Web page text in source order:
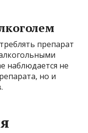
препарат
наблюдается не
но и